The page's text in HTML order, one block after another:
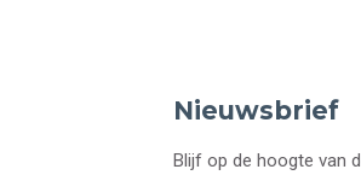
Nieuwsbrief
Blijf op de hoogte van